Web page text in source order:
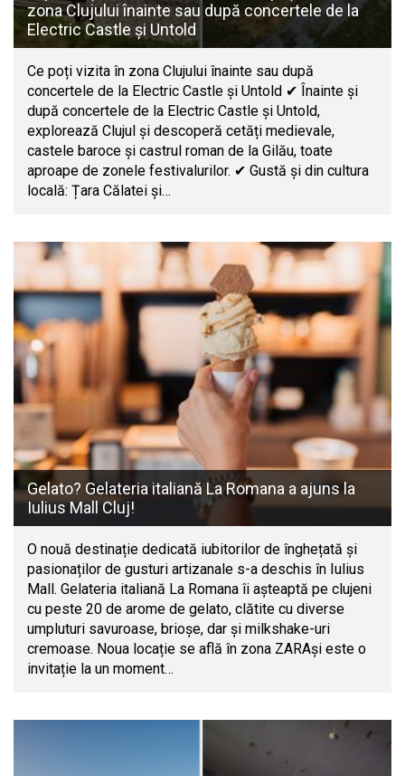
zona Clujului înainte sau după concertele de la
Electric Castle și Untold
Ce poți vizita în zona Clujului înainte sau după
concertele de la Electric Castle și Untold ✔ Înainte și
după concertele de la Electric Castle și Untold,
explorează Clujul și descoperă cetăți medievale,
castele baroce și castrul roman de la Gilău, toate
aproape de zonele festivalurilor. ✔ Gustă și din cultura
locală: Țara Călatei și…
Gelato? Gelateria italiană La Romana a ajuns la
Iulius Mall Cluj!
O nouă destinație dedicată iubitorilor de înghețată și
pasionaților de gusturi artizanale s-a deschis în Iulius
Mall. Gelateria italiană La Romana îi așteaptă pe clujeni
cu peste 20 de arome de gelato, clătite cu diverse
umpluturi savuroase, brioșe, dar și milkshake-uri
cremoase. Noua locație se află în zona ZARAși este o
invitație la un moment…